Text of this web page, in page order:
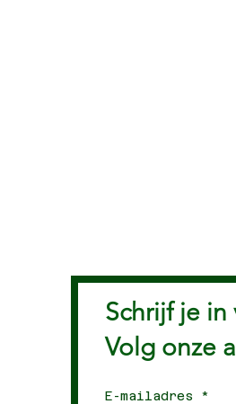
Schrijf je
Volg onze
E-mailadres